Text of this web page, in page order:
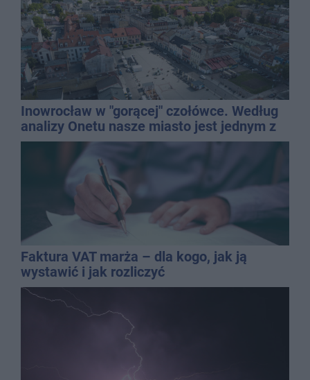
Inowrocław w "gorącej" czołówce. Według
analizy Onetu nasze miasto jest jednym z
najbardziej narażonych na upały
Faktura VAT marża – dla kogo, jak ją
wystawić i jak rozliczyć